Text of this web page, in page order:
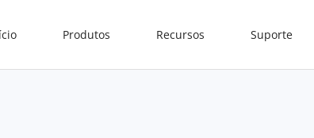
Produtos Recursos Suporte